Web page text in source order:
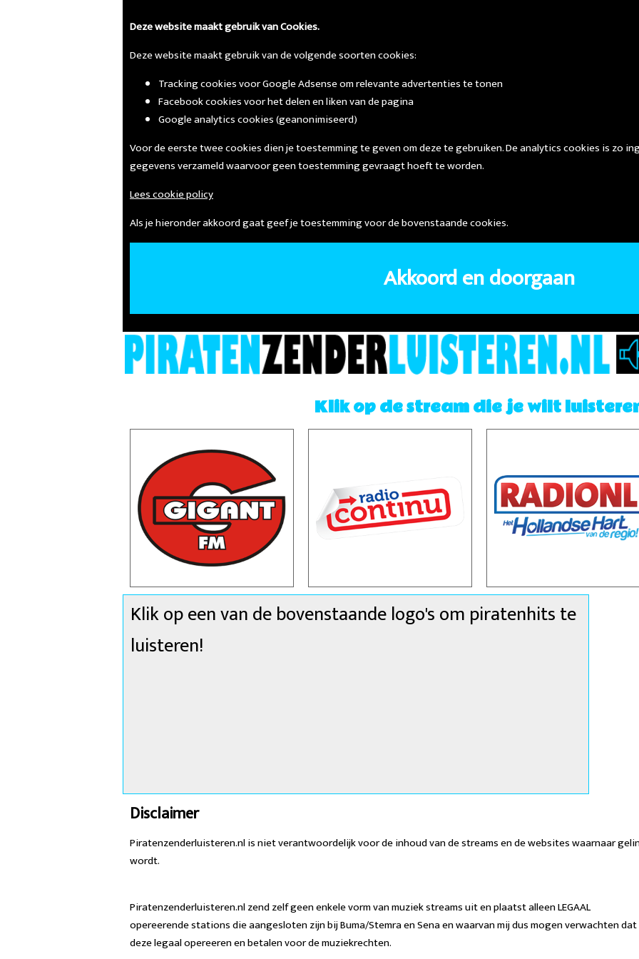
Deze website maakt gebruik van Cookies.
Deze website maakt gebruik van de volgende soorten cookies:
Tracking cookies voor Google Adsense om relevante advertenties te tonen
Facebook cookies voor het delen en liken van de pagina
Google analytics cookies (geanonimiseerd)
Voor de eerste twee cookies dien je toestemming te geven om deze te gebruiken. De analytics cookies is zo
gegevens verzameld waarvoor geen toestemming gevraagt hoeft te worden.
Lees cookie policy
Als je hieronder akkoord gaat geef je toestemming voor de bovenstaande cookies.
Akkoord en doorgaan
Klik op de stream die je wilt
Klik op een van de bovenstaande logo's om piratenhits te
luisteren!
Disclaimer
Piratenzenderluisteren.nl is niet verantwoordelijk voor de inhoud van de streams en de websites waarnaar
wordt.
Piratenzenderluisteren.nl zend zelf geen enkele vorm van muziek streams uit en plaatst alleen LEGAAL
opereerende stations die aangesloten zijn bij Buma/Stemra en Sena en waarvan mij dus mogen verwachten dat
deze legaal opereeren en betalen voor de muziekrechten.